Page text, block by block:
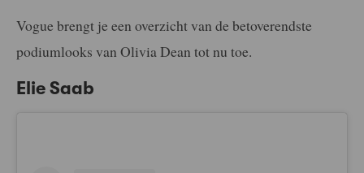
Vogue brengt je een overzicht van de betoverendste
podiumlooks van Olivia Dean tot nu toe.
Elie Saab